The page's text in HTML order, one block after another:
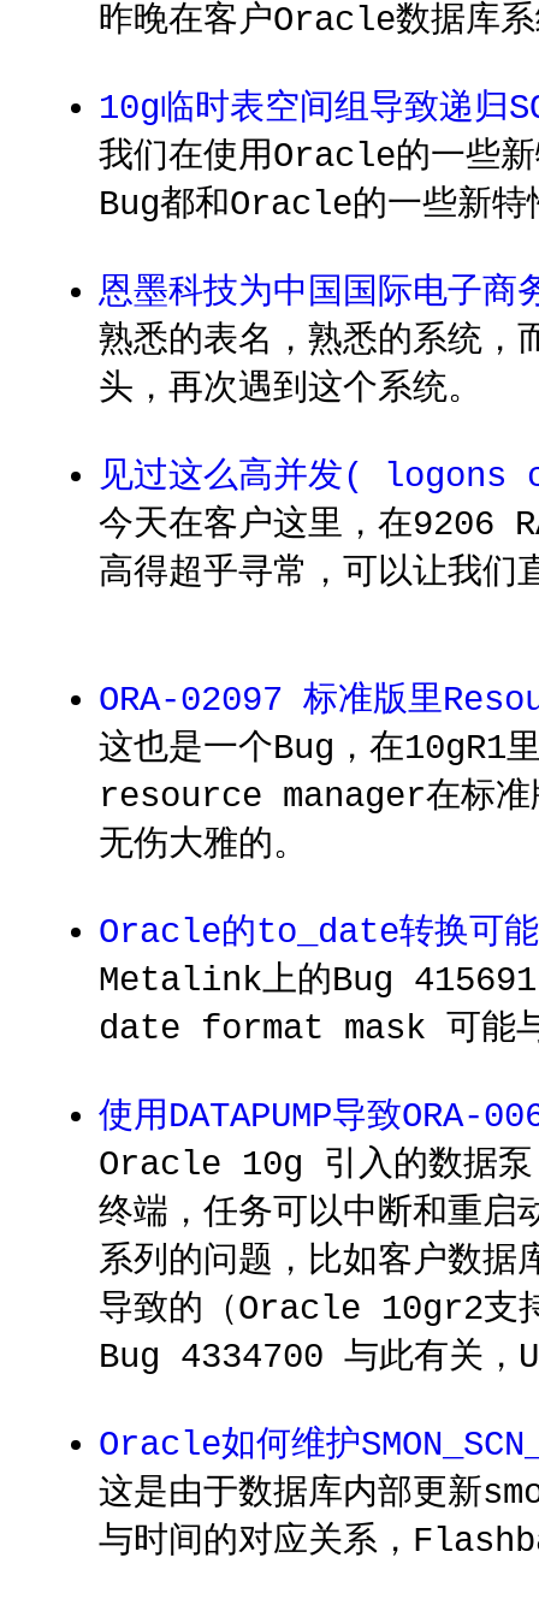
昨晚在客户Oracle数据库
10g临时表空间组导致递归
我们在使用Oracle的一些新
Bug都和Oracle的一些新特
恩墨科技为中国国际电子商
熟悉的表名，熟悉的系统，
头，再次遇到这个系统。
见过这么高并发( logons
今天在客户这里，在9206
高得超乎寻常，可以让我们
ORA-02097 标准版里
这也是一个Bug，在10gR1
resource manager在标准
无伤大雅的。
Oracle的to_date转换可能
Metalink上的Bug
date format mask 可能
使用DATAPUMP导致ORA-
Oracle 10g 引入的数据泵
终端，任务可以中断和重启
系列的问题，比如客户数
导致的（Oracle 10gr2支
Bug 4334700 与此有关
Oracle如何维护
这是由于数据库内部更新
与时间的对应关系，